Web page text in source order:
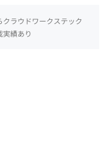
ラウドワークステック
実績あり